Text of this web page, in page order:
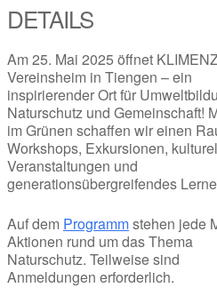
DETAILS
Am 25. Mai 2025 öffnet
Vereinsheim in Tiengen – ein
inspirierender Ort für
Naturschutz und Gemeinschaft!
im Grünen schaffen wir einen
Workshops, Exkursionen,
Veranstaltungen und
generationsübergreifendes
Auf dem Programmstehen jede
Aktionen rund um das Thema
Naturschutz. Teilweise sind
Anmeldungen erforderlich.